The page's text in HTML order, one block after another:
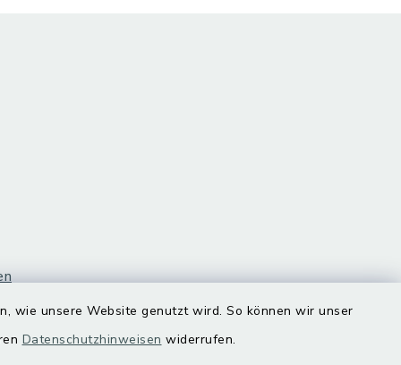
wie unsere Website genutzt wird. So können wir unser
Datenschutzhinweisen widerrufen.